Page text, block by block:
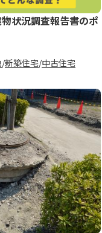
状況調査報告書のポ
新築住宅 中古住宅